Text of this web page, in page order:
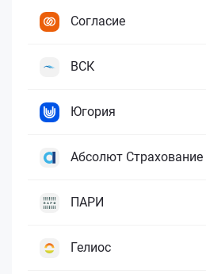
Согласие
ВСК
Югория
Абсолют Страхование
ПАРИ
Гелиос